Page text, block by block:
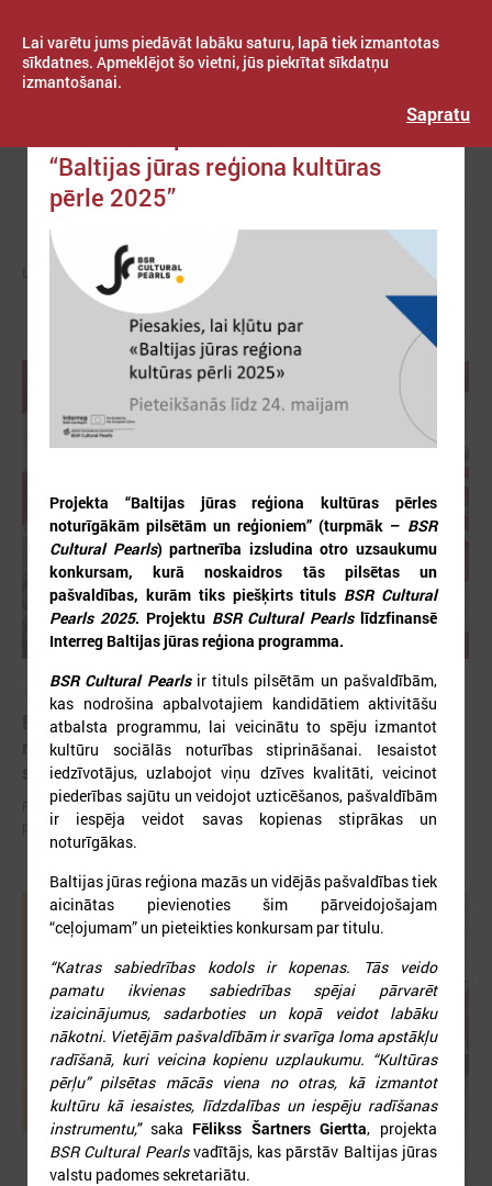
Lai varētu jums piedāvāt labāku saturu, lapā tiek izmantotas
sīkdatnes. Apmeklējot šo vietni, jūs piekrītat sīkdatņu
izmantošanai.
Sapratu
Izvēlne
PAŠVALDĪBĀS
2026. gada 12. jūnijs
Publicēta konferences “Tautas sapulcei – 36”
rezolūcija par vietējās pārstāvniecības
stiprināšanu Latvijā
Publicēta konferences “Tautas sapulcei – 36” rezolūcija par vietējās
pārstāvniecības stiprināšanu Latvijā
“Baltijas jūras reģiona kultūras
pērle 2025”
Projekta “Baltijas jūras reģiona kultūras pērles
noturīgākām pilsētām un reģioniem” (turpmāk – BSR
Cultural Pearls) partnerība izsludina otro uzsaukumu
konkursam, kurā noskaidros tās pilsētas un
pašvaldības, kurām tiks piešķirts tituls BSR Cultural
Pearls 2025. Projektu BSR Cultural Pearlslīdzfinansē
Interreg Baltijas jūras reģiona programma.
BSR Cultural Pearls ir tituls pilsētām un pašvaldībām,
kas nodrošina apbalvotajiem kandidātiem aktivitāšu
atbalsta programmu, lai veicinātu to spēju izmantot
kultūru sociālās noturības stiprināšanai. Iesaistot
iedzīvotājus, uzlabojot viņu dzīves kvalitāti, veicinot
piederības sajūtu un veidojot uzticēšanos, pašvaldībām
ir iespēja veidot savas kopienas stiprākas un
noturīgākas.
Baltijas jūras reģiona mazās un vidējās pašvaldības tiek
aicinātas pievienoties šim pārveidojošajam
“ceļojumam” un pieteikties konkursam par titulu.
“Katras sabiedrības kodols ir kopenas. Tās veido
pamatu ikvienas sabiedrības spējai pārvarēt
izaicinājumus, sadarboties un kopā veidot labāku
nākotni. Vietējām pašvaldībām ir svarīga loma apstākļu
radīšanā, kuri veicina kopienu uzplaukumu. “Kultūras
pērļu” pilsētas mācās viena no otras, kā izmantot
kultūru kā iesaistes, līdzdalības un iespēju radīšanas
instrumentu," saka Fēlikss Šartners Giertta, projekta
BSR Cultural Pearlsvadītājs, kas pārstāv Baltijas jūras
valstu padomes sekretariātu.